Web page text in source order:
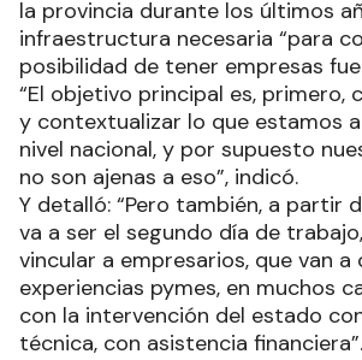
la provincia durante los últimos
infraestructura necesaria “para
posibilidad de tener empresas
“El objetivo principal es, primero,
y contextualizar lo que estamos
nivel nacional, y por supuesto
no son ajenas a eso”, indicó.
Y detalló: “Pero también, a partir
va a ser el segundo día de
vincular a empresarios, que van a
experiencias pymes, en muchos
con la intervención del estado
técnica, con asistencia financiera”.